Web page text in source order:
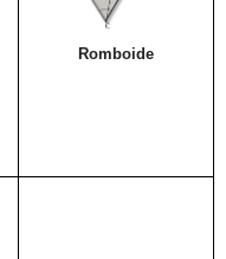
Romboide